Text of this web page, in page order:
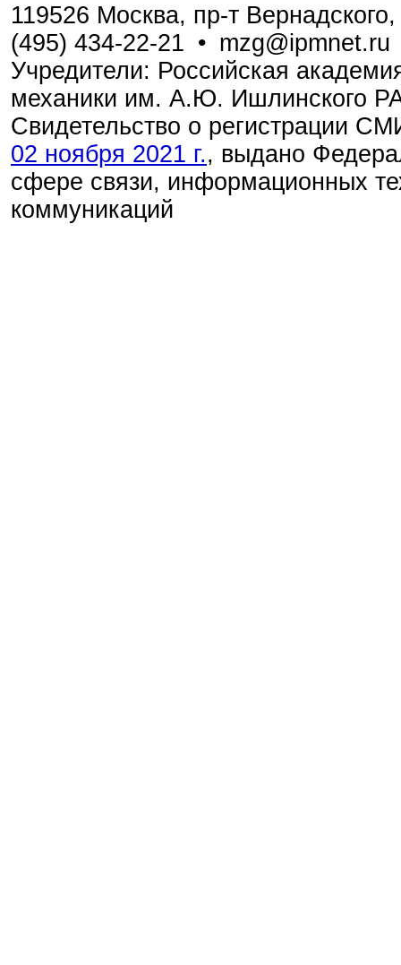
119526 Москва, пр-т
(495) 434-22-21 • mzg@ipmnet.ru
Учредители: Российская
механики им. А.Ю. Ишлинского
Свидетельство о регистрации
02 ноября 2021 г., выдано
сфере связи, информационных
коммуникаций